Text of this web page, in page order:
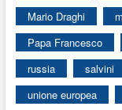
Mario Draghi
Papa Francesco
russia
salvini
unione europea